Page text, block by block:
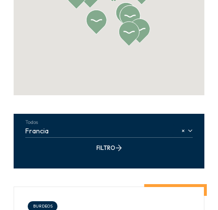
Todos
×
FILTRO
BURDEOS